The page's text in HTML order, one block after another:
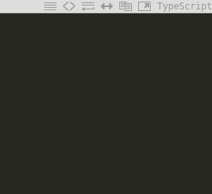
TypeScript